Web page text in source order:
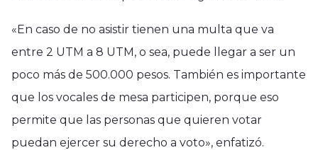
«En caso de no asistir tienen una multa que va
entre 2 UTM a 8 UTM, o sea, puede llegar a ser un
poco más de 500.000 pesos. También es importante
que los vocales de mesa participen, porque eso
permite que las personas que quieren votar
puedan ejercer su derecho a voto», enfatizó.